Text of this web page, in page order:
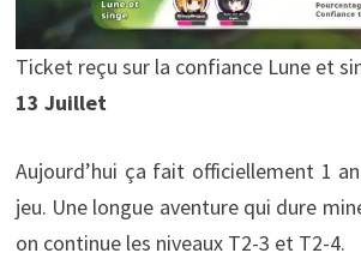
Ticket reçu sur la confiance Lune et
13 Juillet
Aujourd’hui ça fait officiellement 1
jeu. Une longue aventure qui dure
on continue les niveaux T2-3 et T2-4.